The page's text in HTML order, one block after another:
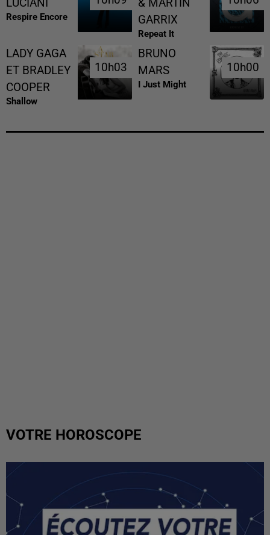
LUCIANI
Respire Encore
& MARTIN
GARRIX
Repeat It
LADY GAGA
ET BRADLEY
COOPER
Shallow
10h03
10h03
BRUNO
MARS
I Just Might
10h00
10h00
VOTRE HOROSCOPE